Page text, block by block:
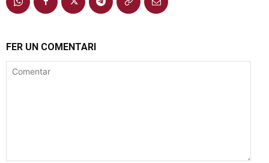
FER UN COMENTARI